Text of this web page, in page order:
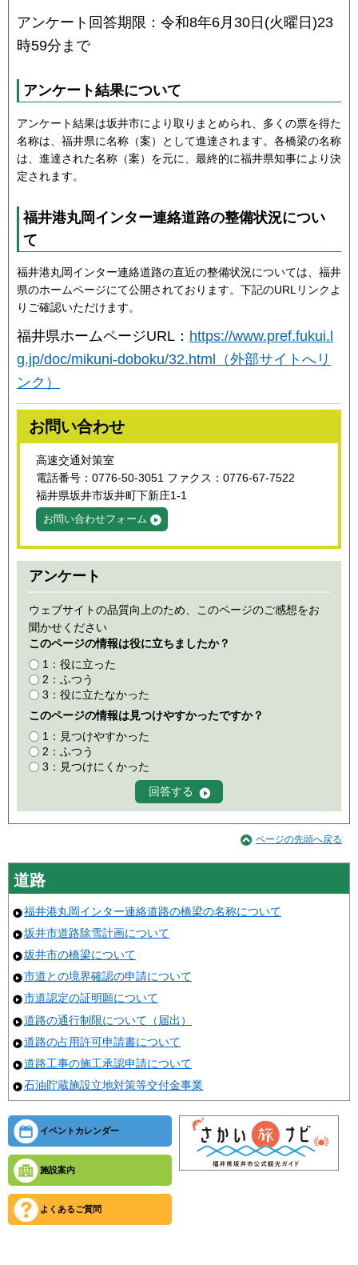
アンケート回答期限：令和8年6月30日(火曜日)23
時59分まで
アンケート結果について
アンケート結果は坂井市により取りまとめられ、多くの票を得た
名称は、福井県に名称（案）として進達されます。各橋梁の名称
は、進達された名称（案）を元に、最終的に福井県知事により決
定されます。
福井港丸岡インター連絡道路の整備状況につい
て
福井港丸岡インター連絡道路の直近の整備状況については、福井
県のホームページにて公開されております。下記のURLリンクよ
りご確認いただけます。
福井県ホームページURL： https://www.pref.fukui.l
g.jp/doc/mikuni-doboku/32.html（外部サイトへリ
ンク）
お問い合わせ
高速交通対策室
電話番号：0776-50-3051 ファクス：0776-67-7522
福井県坂井市坂井町下新庄1-1
お問い合わせフォーム
アンケート
ウェブサイトの品質向上のため、このページのご感想をお
聞かせください
このページの情報は役に立ちましたか？
1：役に立った
2：ふつう
3：役に立たなかった
このページの情報は見つけやすかったですか？
1：見つけやすかった
2：ふつう
3：見つけにくかった
ページの先頭へ戻る
道路
福井港丸岡インター連絡道路の橋梁の名称について
坂井市道路除雪計画について
坂井市の橋梁について
市道との境界確認の申請について
市道認定の証明願について
道路の通行制限について（届出）
道路の占用許可申請書について
道路工事の施工承認申請について
石油貯蔵施設立地対策等交付金事業
イベントカレンダー
施設案内
よくあるご質問